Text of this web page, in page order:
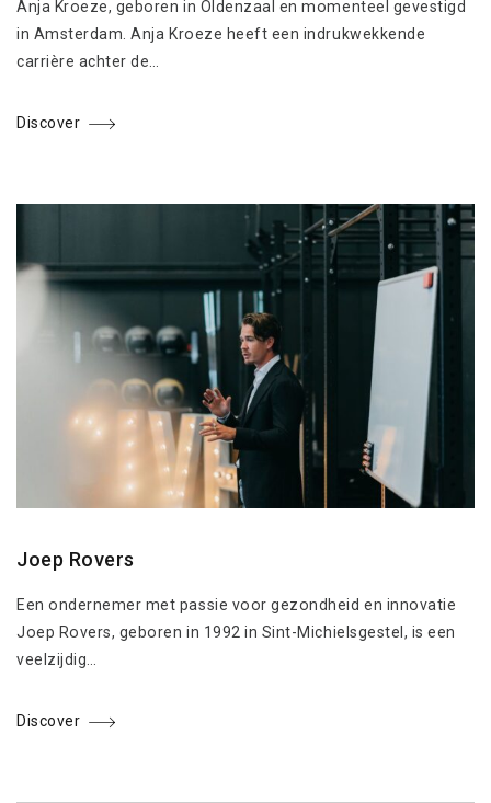
Anja Kroeze, geboren in Oldenzaal en momenteel gevestigd
in Amsterdam. Anja Kroeze heeft een indrukwekkende
carrière achter de…
Discover
Joep Rovers
Een ondernemer met passie voor gezondheid en innovatie
Joep Rovers, geboren in 1992 in Sint-Michielsgestel, is een
veelzijdig…
Discover